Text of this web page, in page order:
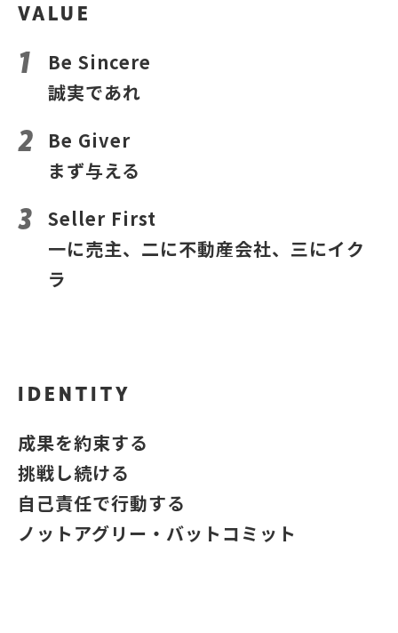
VALUE
Be Sincere
誠実であれ
Be Giver
まず与える
Seller First
一に売主、二に不動産会社、三にイク
ラ
IDENTITY
成果を約束する
挑戦し続ける
自己責任で行動する
ノットアグリー・バットコミット